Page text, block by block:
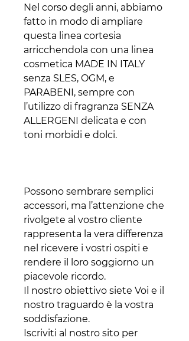
Nel corso degli anni, abbiamo
fatto in modo di ampliare
questa linea cortesia
arricchendola con una linea
cosmetica MADE IN ITALY
senza SLES, OGM, e
PARABENI, sempre con
l’utilizzo di fragranza SENZA
ALLERGENI delicata e con
toni morbidi e dolci.
Possono sembrare semplici
accessori, ma l’attenzione che
rivolgete al vostro cliente
rappresenta la vera differenza
nel ricevere i vostri ospiti e
rendere il loro soggiorno un
piacevole ricordo.
Il nostro obiettivo siete Voi e il
nostro traguardo è la vostra
soddisfazione.
Iscriviti al nostro sito per